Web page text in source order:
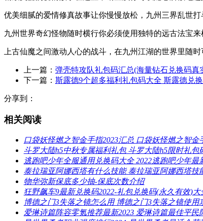
优美细腻的爱情修真故事让你慢慢放松，九州三界乱世打
九州世界奇幻怪物随时横行你必须使用独特的远古法宝来
上古仙魔之间激动人心的战斗，在九州江湖的世界里随
上一篇： 弹壳特攻队礼包码汇总(海量钻石兑换码真
下一篇： 斯露德9个超多福利礼包码大全 斯露德兑
分享到：
相关阅读
口袋妖怪燃之智金手指2023汇总 口袋妖怪燃之智金
斗罗大陆h5中秋专属福利礼包 斗罗大陆h5限时礼包
逃跑吧少年全服通用兑换码大全 2022逃跑吧少年最
泰拉瑞亚阿娜西塔有什么技能 泰拉瑞亚阿娜西塔技
物华弥新保底多少抽-保底次数介绍
狂野飙车9最新兑换码2022-礼包兑换码(永久有效)大
博德之门3失落之镜怎么用 博德之门3失落之镜使用
爱琳诗篇阵容零氪推荐最新2023 爱琳诗篇最佳平民